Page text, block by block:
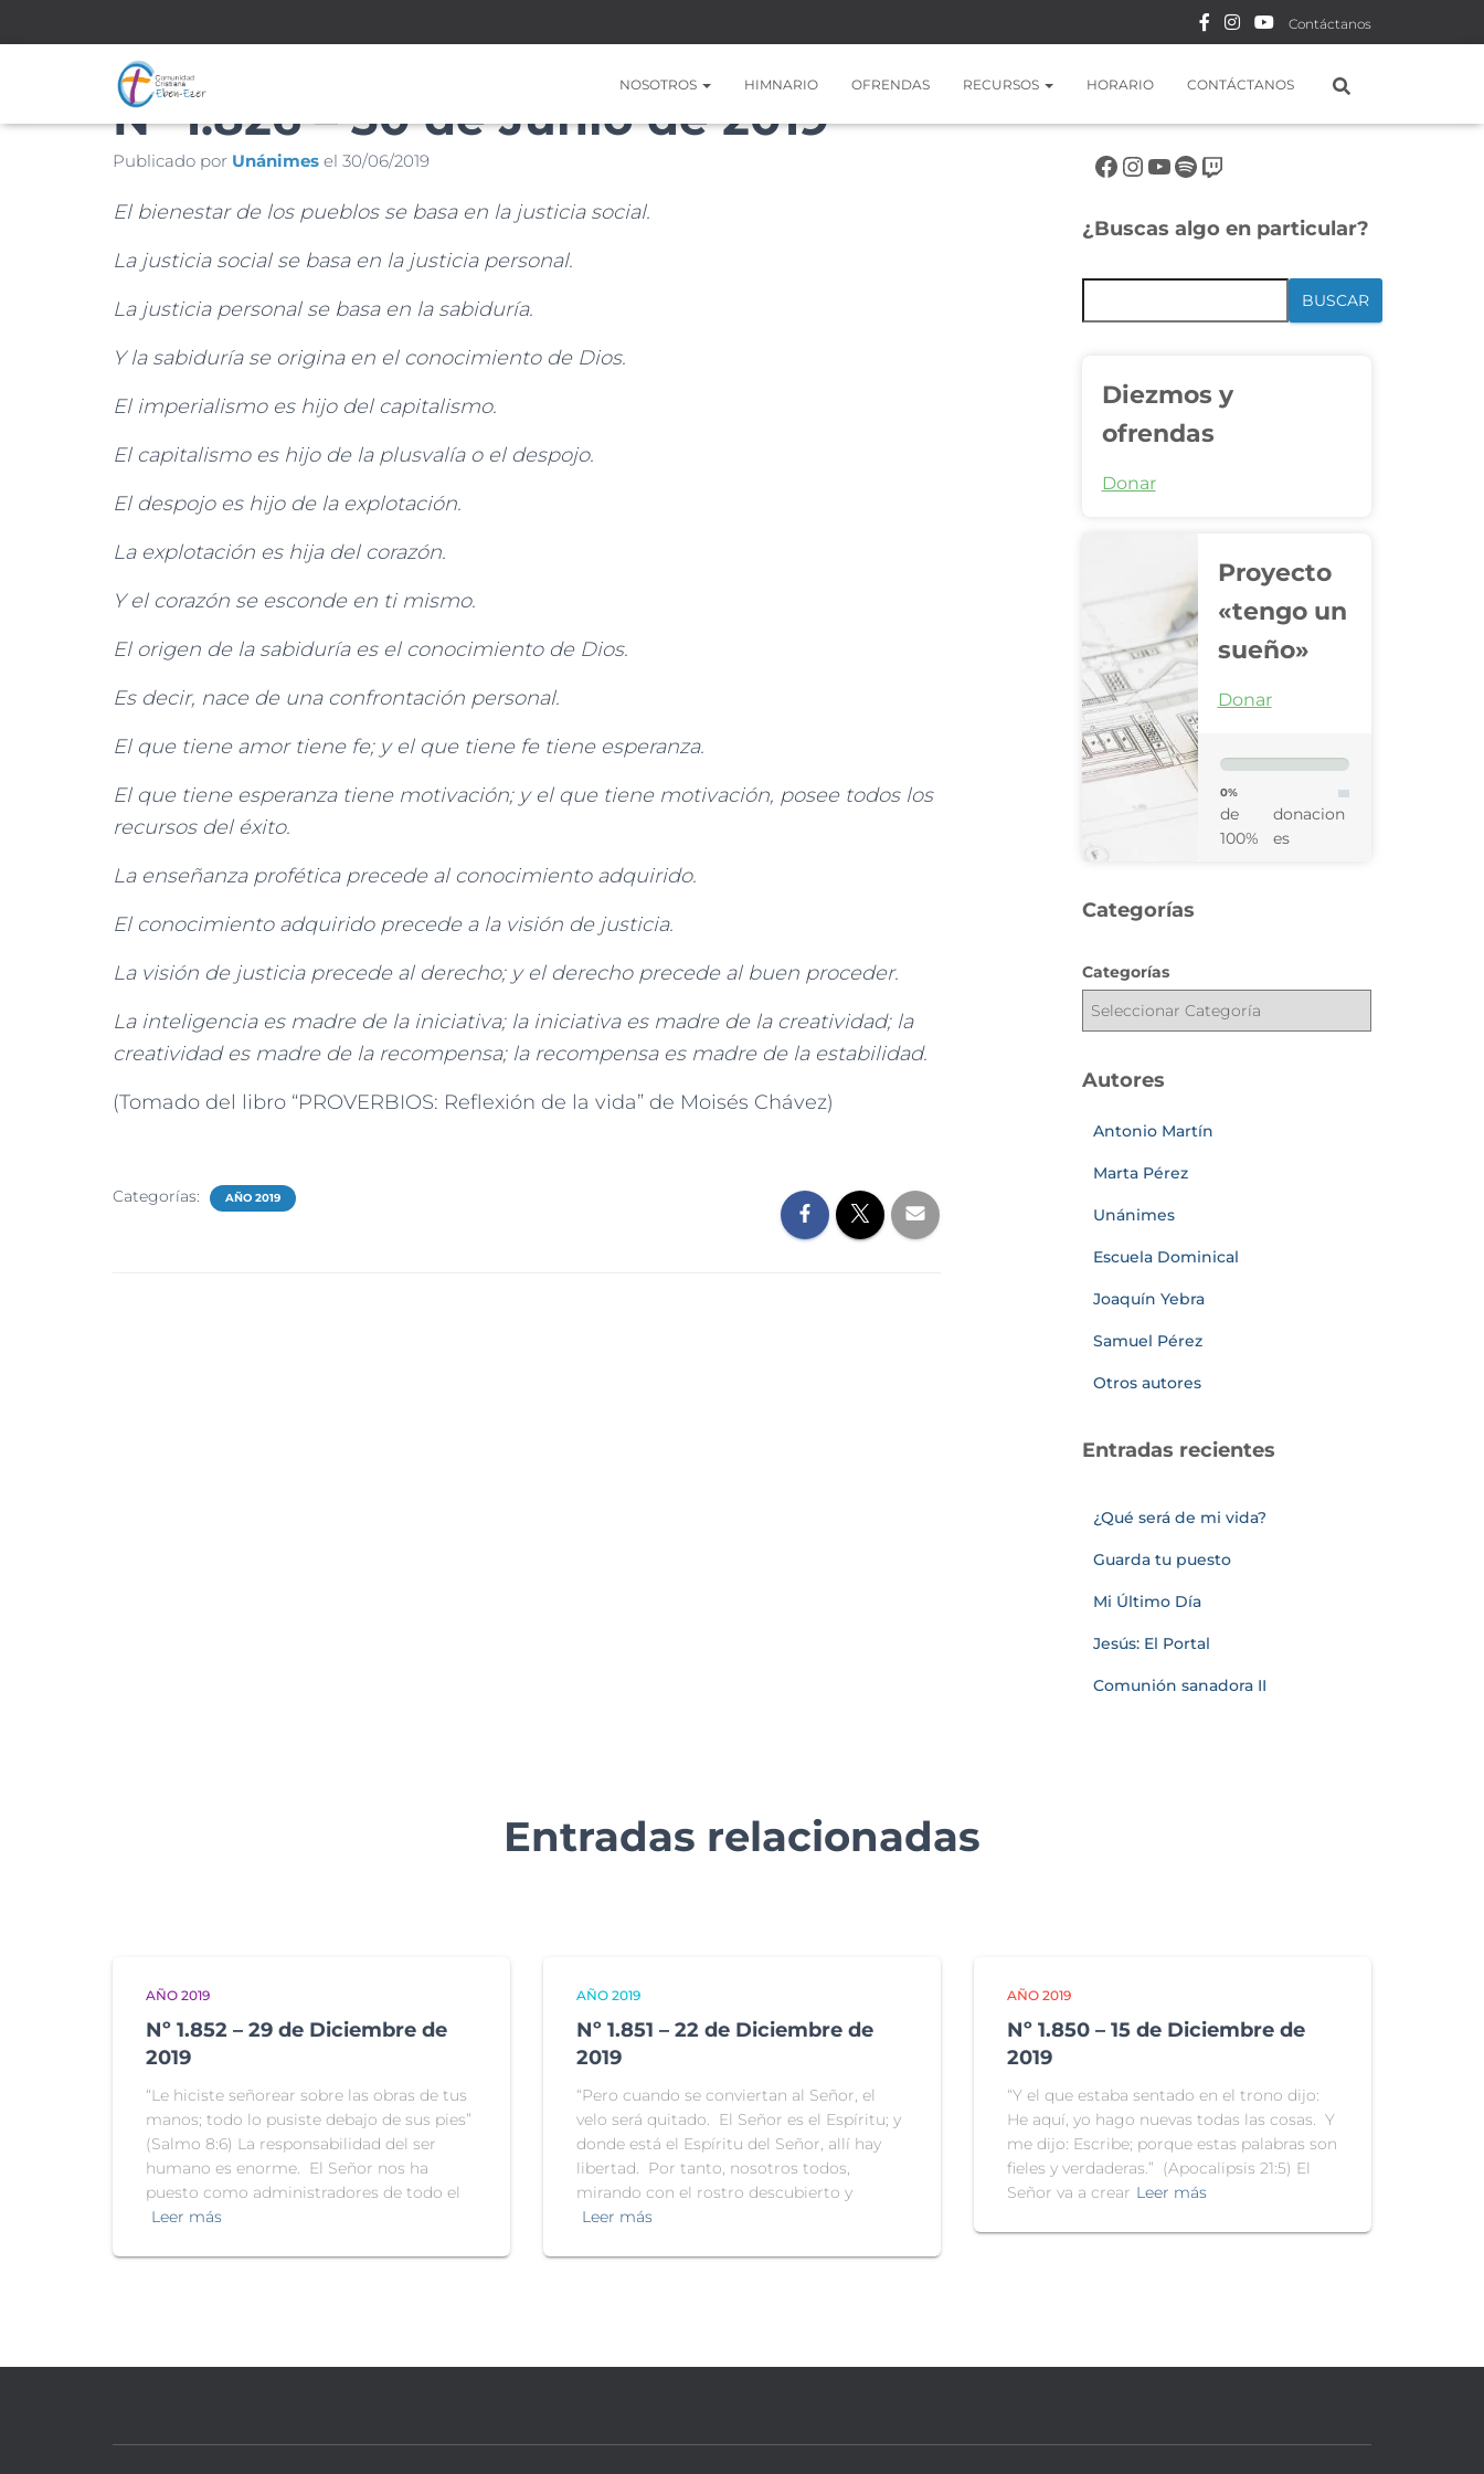
Contáctanos
NOSOTROS HIMNARIO OFRENDAS RECURSOS HORARIO CONTÁCTANOS
Nº 1.826 – 30 de Junio de 2019
Publicado por Unánimes el 30/06/2019
El bienestar de los pueblos se basa en la justicia social.
La justicia social se basa en la justicia personal.
La justicia personal se basa en la sabiduría.
Y la sabiduría se origina en el conocimiento de Dios.
El imperialismo es hijo del capitalismo.
El capitalismo es hijo de la plusvalía o el despojo.
El despojo es hijo de la explotación.
La explotación es hija del corazón.
Y el corazón se esconde en ti mismo.
El origen de la sabiduría es el conocimiento de Dios.
Es decir, nace de una confrontación personal.
El que tiene amor tiene fe; y el que tiene fe tiene esperanza.
El que tiene esperanza tiene motivación; y el que tiene motivación, posee todos los
recursos del éxito.
La enseñanza profética precede al conocimiento adquirido.
El conocimiento adquirido precede a la visión de justicia.
La visión de justicia precede al derecho; y el derecho precede al buen proceder.
La inteligencia es madre de la iniciativa; la iniciativa es madre de la creatividad; la
creatividad es madre de la recompensa; la recompensa es madre de la estabilidad.
(Tomado del libro “PROVERBIOS: Reflexión de la vida” de Moisés Chávez)
Categorías: AÑO 2019
¿Buscas algo en particular?
BUSCAR
Diezmos y
ofrendas
Donar
Proyecto
«tengo un
sueño»
Donar
0%
de
100%
donacion
es
Categorías
Categorías
Autores
Antonio Martín
Marta Pérez
Unánimes
Escuela Dominical
Joaquín Yebra
Samuel Pérez
Otros autores
Entradas recientes
¿Qué será de mi vida?
Guarda tu puesto
Mi Último Día
Jesús: El Portal
Comunión sanadora II
Entradas relacionadas
AÑO 2019
Nº 1.852 – 29 de Diciembre de
2019
“Le hiciste señorear sobre las obras de tus
manos; todo lo pusiste debajo de sus pies”
(Salmo 8:6) La responsabilidad del ser
humano es enorme. El Señor nos ha
puesto como administradores de todo el
Leer más
AÑO 2019
Nº 1.851 – 22 de Diciembre de
2019
“Pero cuando se conviertan al Señor, el
velo será quitado. El Señor es el Espíritu; y
donde está el Espíritu del Señor, allí hay
libertad. Por tanto, nosotros todos,
mirando con el rostro descubierto y
Leer más
AÑO 2019
Nº 1.850 – 15 de Diciembre de
2019
“Y el que estaba sentado en el trono dijo:
He aquí, yo hago nuevas todas las cosas. Y
me dijo: Escribe; porque estas palabras son
fieles y verdaderas.” (Apocalipsis 21:5) El
Señor va a crear Leer más